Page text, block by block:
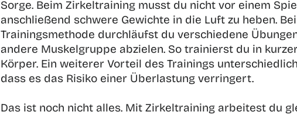
Sorge. Beim Zirkeltraining musst du nicht vor einem
anschließend schwere Gewichte in die Luft zu heben.
Trainingsmethode durchläufst du verschiedene
andere Muskelgruppe abzielen. So trainierst du in
Körper. Ein weiterer Vorteil des Trainings
dass es das Risiko einer Überlastung verringert.
Das ist noch nicht alles. Mit Zirkeltraining arbeitest du